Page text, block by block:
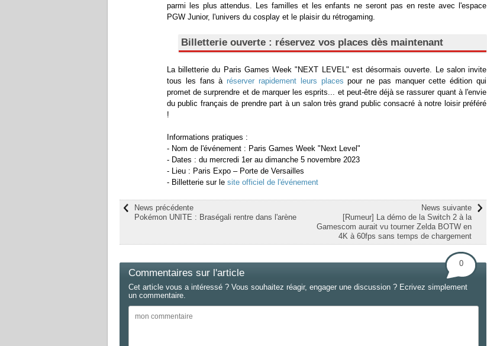
parmi les plus attendus. Les familles et les enfants ne seront pas en reste avec l'espace
PGW Junior, l'univers du cosplay et le plaisir du rétrogaming.
Billetterie ouverte : réservez vos places dès maintenant
La billetterie du Paris Games Week "NEXT LEVEL" est désormais ouverte. Le salon invite
tous les fans àréserver rapidement leurs places pour ne pas manquer cette édition qui
promet de surprendre et de marquer les esprits... et peut-être déjà se rassurer quant à l'envie
du public français de prendre part à un salon très grand public consacré à notre loisir préféré
!
Informations pratiques :
- Nom de l'événement : Paris Games Week "Next Level"
- Dates : du mercredi 1er au dimanche 5 novembre 2023
- Lieu : Paris Expo – Porte de Versailles
- Billetterie sur le site officiel de l'événement
News suivante
[Rumeur] La démo de la Switch 2 à la
Gamescom aurait vu tourner Zelda BOTW en
4K à 60fps sans temps de chargement
News précédente
Pokémon UNITE : Braségali rentre dans l'arène
Commentaires sur l'article
0
Cet article vous a intéressé ? Vous souhaitez réagir, engager une discussion ? Ecrivez simplement
un commentaire.